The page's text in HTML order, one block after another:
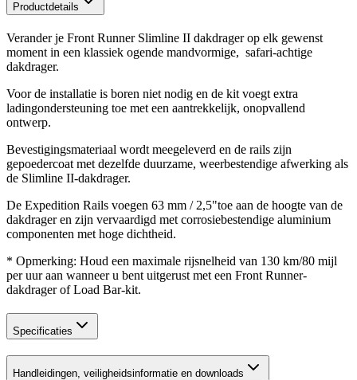
Productdetails
Verander je Front Runner Slimline II dakdrager op elk gewenst
moment in een klassiek ogende mandvormige, safari-achtige
dakdrager.
Voor de installatie is boren niet nodig en de kit voegt extra
ladingondersteuning toe met een aantrekkelijk, onopvallend
ontwerp.
Bevestigingsmateriaal wordt meegeleverd en de rails zijn
gepoedercoat met dezelfde duurzame, weerbestendige afwerking als
de Slimline II-dakdrager.
De Expedition Rails voegen 63 mm / 2,5"toe aan de hoogte van de
dakdrager en zijn vervaardigd met corrosiebestendige aluminium
componenten met hoge dichtheid.
* Opmerking: Houd een maximale rijsnelheid van 130 km/80 mijl
per uur aan wanneer u bent uitgerust met een Front Runner-
dakdrager of Load Bar-kit.
Specificaties
Handleidingen, veiligheidsinformatie en downloads